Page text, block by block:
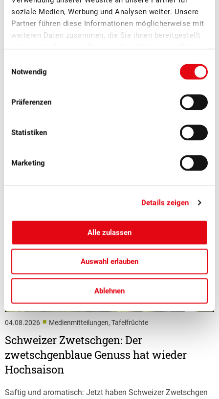
soziale Medien, Werbung und Analysen weiter. Unsere
Partner führen diese Informationen möglicherweise mit
weiteren Daten zusammen, die Sie ihnen bereitgestellt
Notwendig
Präferenzen
Statistiken
Marketing
Details zeigen
Alle zulassen
Auswahl erlauben
Ablehnen
Jimmy Mariéthoz
Weitere News
04.08.2026 ■ Medienmitteilungen, Tafelfrüchte
Schweizer Zwetschgen: Der
zwetschgenblaue Genuss hat wieder
Hochsaison
Saftig und aromatisch: Jetzt haben Schweizer Zwetschgen